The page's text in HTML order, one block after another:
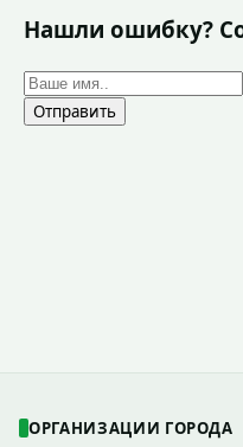
Нашли ошибку?
Отправить
ОРГАНИЗАЦИИ ГОРОДА